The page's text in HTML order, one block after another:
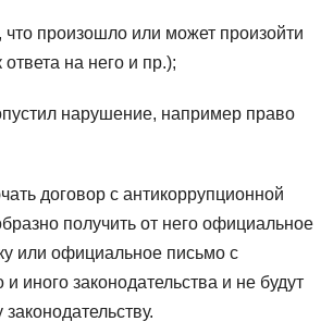
произошло или может произойти
на него и пр.);
нарушение, например право
договор с антикоррупционной
получить от него официальное
или официальное письмо с
иного законодательства и не будут